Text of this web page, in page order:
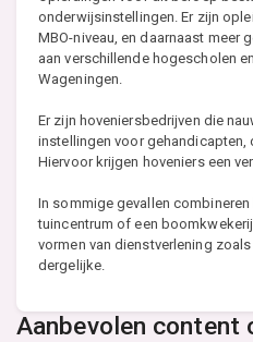
onderwijsinstellingen. Er zijn
MBO-niveau, en daarnaast meer
aan verschillende hogescholen
Wageningen.
Er zijn hoveniersbedrijven die
instellingen voor gehandicapten,
Hiervoor krijgen hoveniers een
In sommige gevallen
tuincentrum of een
vormen van dienstverlening
dergelijke.
Aanbevolen content